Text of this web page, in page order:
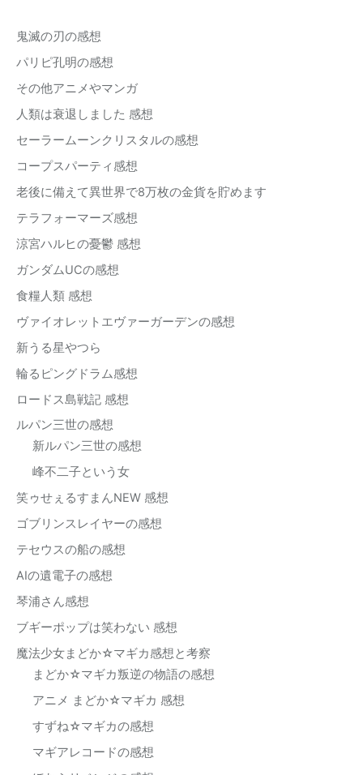
鬼滅の刃の感想
パリピ孔明の感想
その他アニメやマンガ
人類は衰退しました 感想
セーラームーンクリスタルの感想
コープスパーティ感想
老後に備えて異世界で8万枚の金貨を貯めます
テラフォーマーズ感想
涼宮ハルヒの憂鬱 感想
ガンダムUCの感想
食糧人類 感想
ヴァイオレットエヴァーガーデンの感想
新うる星やつら
輪るピングドラム感想
ロードス島戦記 感想
ルパン三世の感想
新ルパン三世の感想
峰不二子という女
笑ゥせぇるすまんNEW 感想
ゴブリンスレイヤーの感想
テセウスの船の感想
AIの遺電子の感想
琴浦さん感想
ブギーポップは笑わない 感想
魔法少女まどか☆マギカ感想と考察
まどか☆マギカ叛逆の物語の感想
アニメ まどか☆マギカ 感想
すずね☆マギカの感想
マギアレコードの感想